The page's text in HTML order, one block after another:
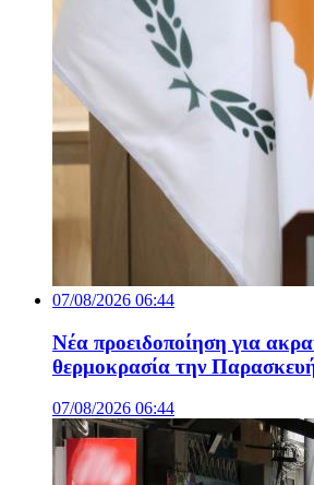
07/08/2026 06:44
Νέα προειδοποίηση για
θερμοκρασία την
07/08/2026 06:44